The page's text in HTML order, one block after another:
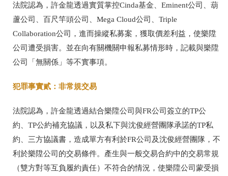
法院認為，許金龍透過實質掌控Cinda基金、Eminent公司、葫
蘆公司、百尺竿頭公司、Mega Cloud公司、Triple
Collaboration公司，進而操縱私募案，獲取價差利益，使樂陞
公司遭受損害。並在向有關機關申報私募情形時，記載與樂陞
公司「無關係」等不實事項。
犯罪事實貳：非常規交易
法院認為，許金龍透過結合樂陞公司與FR公司簽立的TP公
約、TP公約補充協議，以及私下與沈俊經營團隊承諾的TP私
約、三方協議書，造成單方有利於FR公司及沈俊經營團隊，不
利於樂陞公司的交易條件。產生與一般交易合約中的交易常規
（雙方對等互負履約責任）不符合的情況，使樂陞公司蒙受損